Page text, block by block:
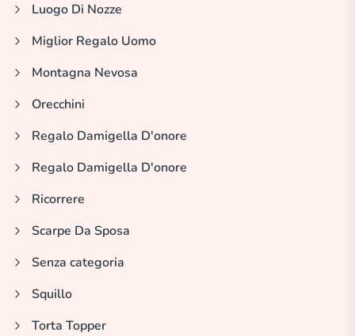
Luogo Di Nozze
Miglior Regalo Uomo
Montagna Nevosa
Orecchini
Regalo Damigella D'onore
Regalo Damigella D'onore
Ricorrere
Scarpe Da Sposa
Senza categoria
Squillo
Torta Topper